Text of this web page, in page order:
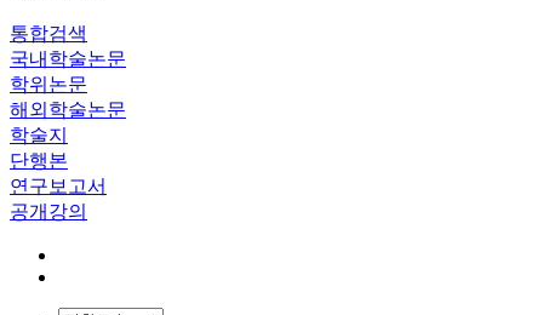
통합검색
국내학술논문
학위논문
해외학술논문
학술지
단행본
연구보고서
공개강의